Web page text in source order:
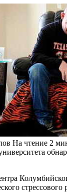
На чтение 2
стрессового